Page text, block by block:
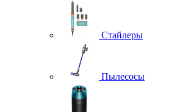
Стайлеры
Пылесосы